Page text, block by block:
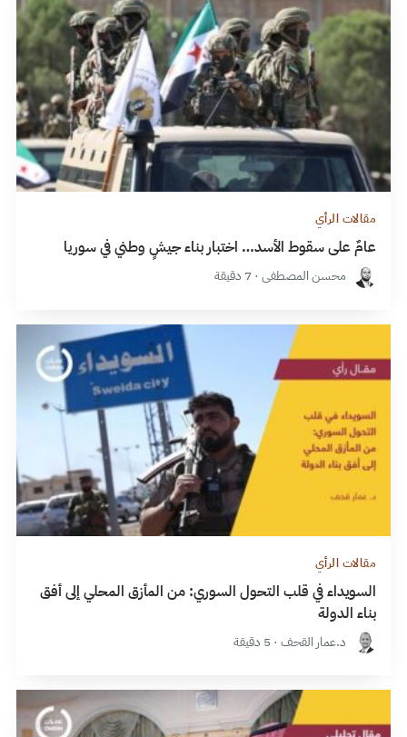
مقالات الرأي
عامٌ على سقوط الأسد… اختبار بناء جيشٍ وطني في سوريا
محسن المصطفى · 7 دقيقة
مقالات الرأي
السويداء في قلب التحول السوري: من المأزق المحلي إلى أفق
بناء الدولة
د.عمار القحف · 5 دقيقة